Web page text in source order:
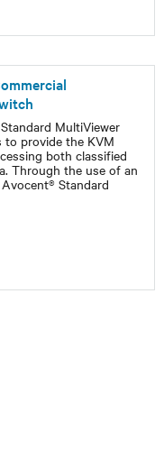
MultiViewer
to provide the KVM
both classified
Through the use of an
Standard